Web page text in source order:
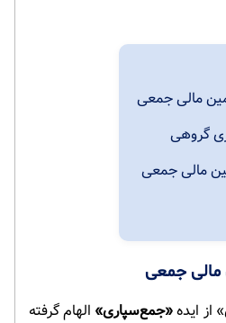
مالی جمعی
گروهی
مالی جمعی
مالی جمعی
» از ایده«جمع‌­سپاری» الهام گرفته